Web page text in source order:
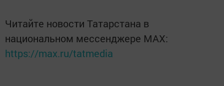
Читайте новости Татарстана в
национальном мессенджере MАХ:
https://max.ru/tatmedia